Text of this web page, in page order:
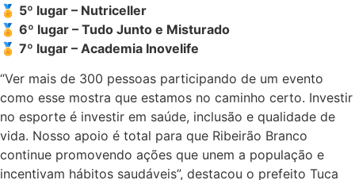
🏅 5º lugar – Nutriceller
🏅 6º lugar – Tudo Junto e Misturado
🏅 7º lugar – Academia Inovelife
“Ver mais de 300 pessoas participando de um evento
como esse mostra que estamos no caminho certo. Investir
no esporte é investir em saúde, inclusão e qualidade de
vida. Nosso apoio é total para que Ribeirão Branco
continue promovendo ações que unem a população e
incentivam hábitos saudáveis”, destacou o prefeito Tuca